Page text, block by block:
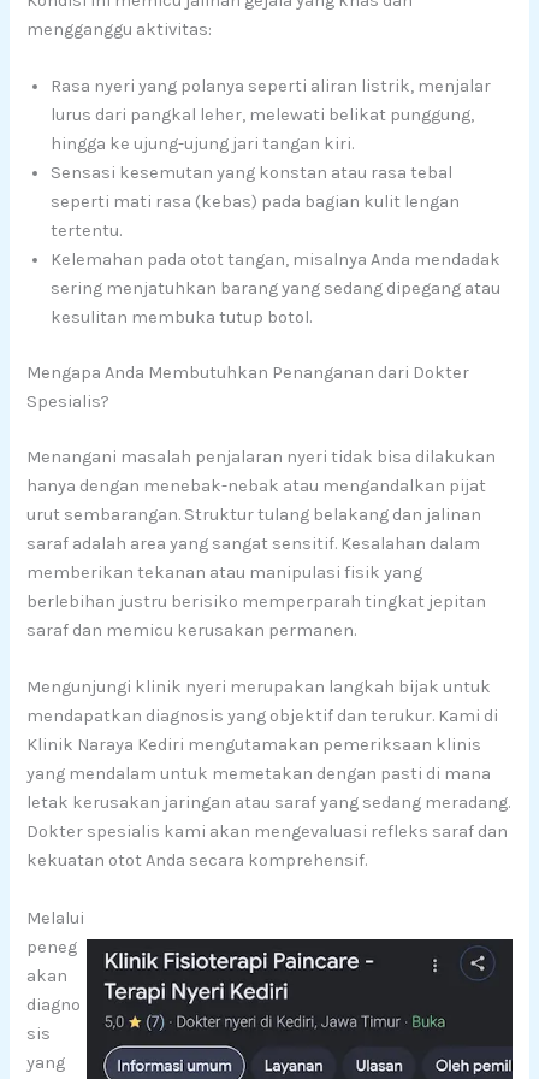
mengganggu aktivitas:
Rasa nyeri yang polanya seperti aliran listrik, menjalar
lurus dari pangkal leher, melewati belikat punggung,
hingga ke ujung-ujung jari tangan kiri.
Sensasi kesemutan yang konstan atau rasa tebal
seperti mati rasa (kebas) pada bagian kulit lengan
tertentu.
Kelemahan pada otot tangan, misalnya Anda mendadak
sering menjatuhkan barang yang sedang dipegang atau
kesulitan membuka tutup botol.
Mengapa Anda Membutuhkan Penanganan dari Dokter
Spesialis?
Menangani masalah penjalaran nyeri tidak bisa dilakukan
hanya dengan menebak-nebak atau mengandalkan pijat
urut sembarangan. Struktur tulang belakang dan jalinan
saraf adalah area yang sangat sensitif. Kesalahan dalam
memberikan tekanan atau manipulasi fisik yang
berlebihan justru berisiko memperparah tingkat jepitan
saraf dan memicu kerusakan permanen.
Mengunjungi klinik nyeri merupakan langkah bijak untuk
mendapatkan diagnosis yang objektif dan terukur. Kami di
Klinik Naraya Kediri mengutamakan pemeriksaan klinis
yang mendalam untuk memetakan dengan pasti di mana
letak kerusakan jaringan atau saraf yang sedang meradang.
Dokter spesialis kami akan mengevaluasi refleks saraf dan
kekuatan otot Anda secara komprehensif.
Melalui
peneg
akan
diagno
sis
yang